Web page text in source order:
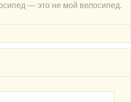
— это не мой велосипед.